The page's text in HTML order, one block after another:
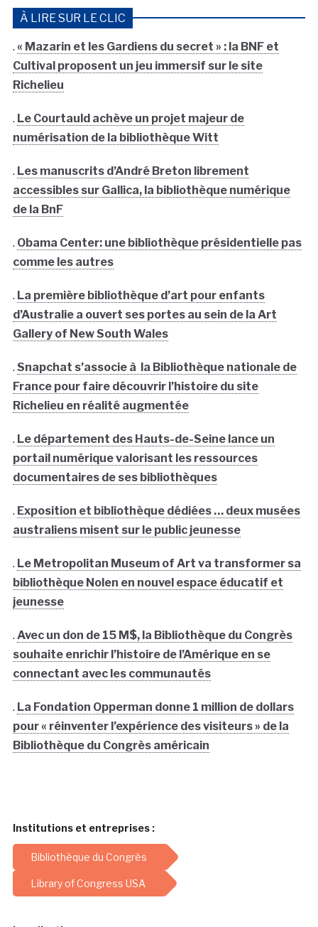
À LIRE SUR LE CLIC
. « Mazarin et les Gardiens du secret » : la BNF et
Cultival proposent un jeu immersif sur le site
Richelieu
. Le Courtauld achève un projet majeur de
numérisation de la bibliothèque Witt
. Les manuscrits d’André Breton librement
accessibles sur Gallica, la bibliothèque numérique
de la BnF
. Obama Center: une bibliothèque présidentielle pas
comme les autres
. La première bibliothèque d’art pour enfants
d’Australie a ouvert ses portes au sein de la Art
Gallery of New South Wales
. Snapchat s’associe à la Bibliothèque nationale de
France pour faire découvrir l’histoire du site
Richelieu en réalité augmentée
. Le département des Hauts-de-Seine lance un
portail numérique valorisant les ressources
documentaires de ses bibliothèques
. Exposition et bibliothèque dédiées … deux musées
australiens misent sur le public jeunesse
. Le Metropolitan Museum of Art va transformer sa
bibliothèque Nolen en nouvel espace éducatif et
jeunesse
. Avec un don de 15 M$, la Bibliothèque du Congrès
souhaite enrichir l’histoire de l’Amérique en se
connectant avec les communautés
. La Fondation Opperman donne 1 million de dollars
pour « réinventer l’expérience des visiteurs » de la
Bibliothèque du Congrès américain
Institutions et entreprises :
Bibliothèque du Congrès
Library of Congress USA